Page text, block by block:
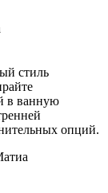
стиль
в ванную
опций.